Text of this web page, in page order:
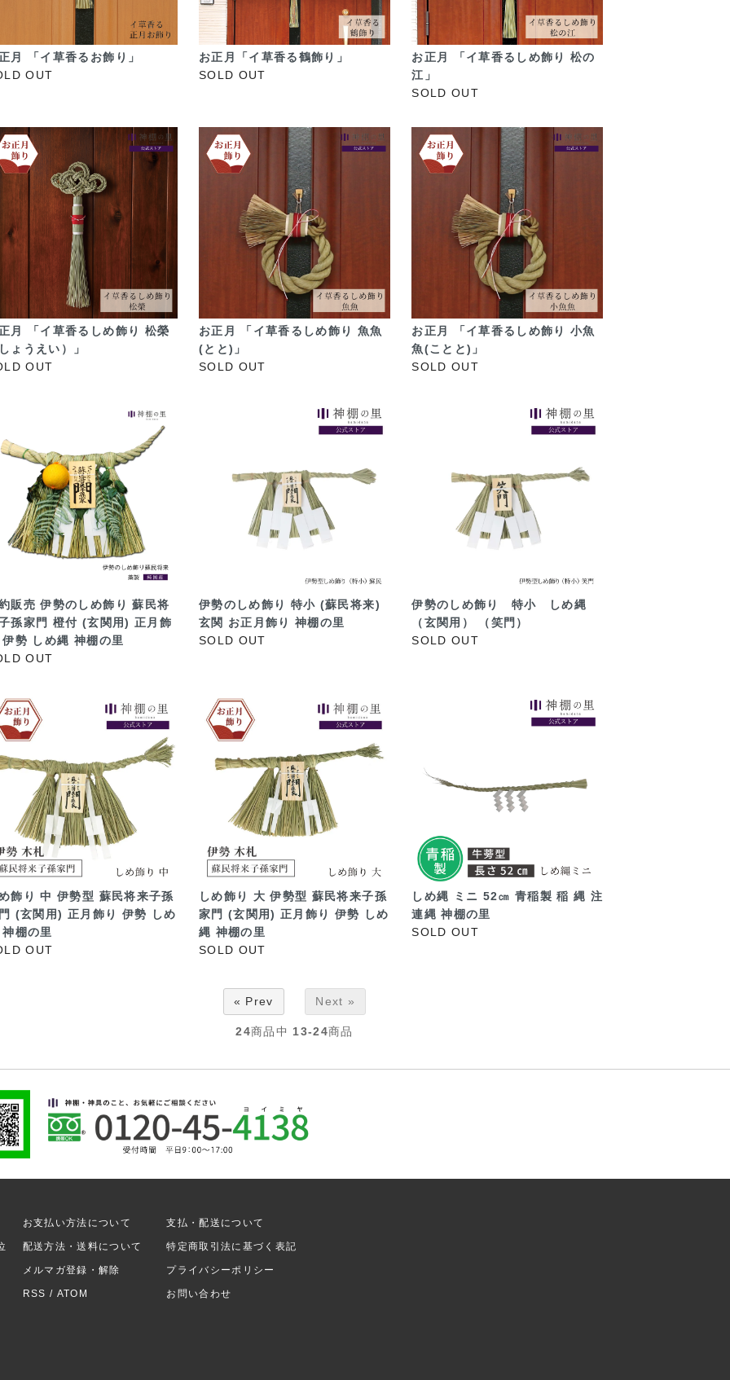
月 「イ草香るお飾り」
OUT
お正月「イ草香る鶴飾り」
SOLD OUT
お正月 「イ草香るしめ飾り 松の
江」
SOLD OUT
月 「イ草香るしめ飾り 松榮
ょうえい）」
OUT
お正月 「イ草香るしめ飾り 魚魚
(とと)」
SOLD OUT
お正月 「イ草香るしめ飾り 小魚
魚(ことと)」
SOLD OUT
販売 伊勢のしめ飾り 蘇民将
孫家門 橙付 (玄関用) 正月飾
伊勢 しめ縄 神棚の里
OUT
伊勢のしめ飾り 特小 (蘇民将来)
玄関 お正月飾り 神棚の里
SOLD OUT
伊勢のしめ飾り 特小 しめ縄
（玄関用） （笑門）
SOLD OUT
飾り 中 伊勢型 蘇民将来子孫
(玄関用) 正月飾り 伊勢 しめ
棚の里
OUT
しめ飾り 大 伊勢型 蘇民将来子孫
家門 (玄関用) 正月飾り 伊勢 しめ
縄 神棚の里
SOLD OUT
しめ縄 ミニ 52㎝ 青稲製 稲 縄 注
連縄 神棚の里
SOLD OUT
« Prev Next »
24商品中 13-24商品
お支払い方法について
配送方法・送料について
メルマガ登録・解除
RSS / ATOM
支払・配送について
特定商取引法に基づく表記
プライバシーポリシー
お問い合わせ